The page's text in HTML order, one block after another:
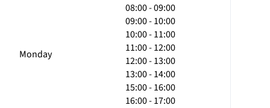
Monday
08:00 - 09:00
09:00 - 10:00
10:00 - 11:00
11:00 - 12:00
12:00 - 13:00
13:00 - 14:00
15:00 - 16:00
16:00 - 17:00